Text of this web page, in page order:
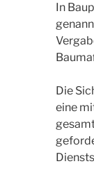
In
Die
eine